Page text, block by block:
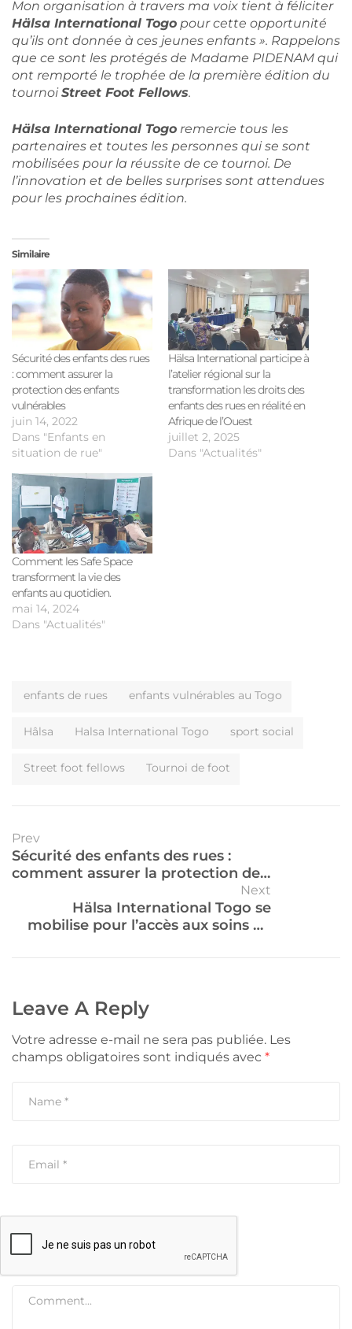
Mon organisation à travers ma voix tient à féliciter
Hälsa International Togo pour cette opportunité
qu’ils ont donnée à ces jeunes enfants ». Rappelons
que ce sont les protégés de Madame PIDENAM qui
ont remporté le trophée de la première édition du
tournoiStreet Foot Fellows.
Hälsa International Togo remercie tous les
partenaires et toutes les personnes qui se sont
mobilisées pour la réussite de ce tournoi. De
l’innovation et de belles surprises sont attendues
pour les prochaines édition.
Similaire
Sécurité des enfants des rues
: comment assurer la
protection des enfants
vulnérables
juin 14, 2022
Dans "Enfants en
situation de rue"
Hälsa International participe à
l’atelier régional sur la
transformation les droits des
enfants des rues en réalité en
Afrique de l’Ouest
juillet 2, 2025
Dans "Actualités"
Comment les Safe Space
transforment la vie des
enfants au quotidien.
mai 14, 2024
Dans "Actualités"
enfants de rues enfants vulnérables au Togo
Hâlsa Halsa International Togo sport social
Street foot fellows Tournoi de foot
Prev
Sécurité des enfants des rues :
comment assurer la protection des
Next
Hälsa International Togo se
mobilise pour l’accès aux soins de
Leave A Reply
Votre adresse e-mail ne sera pas publiée. Les
champs obligatoires sont indiqués avec *